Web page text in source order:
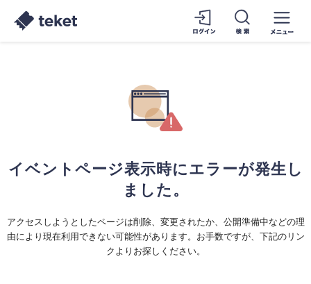
イベントページ表示時にエラーが発生し
ました。
アクセスしようとしたページは削除、変更されたか、公開準備中などの理
由により現在利用できない可能性があります。お手数ですが、下記のリン
クよりお探しください。